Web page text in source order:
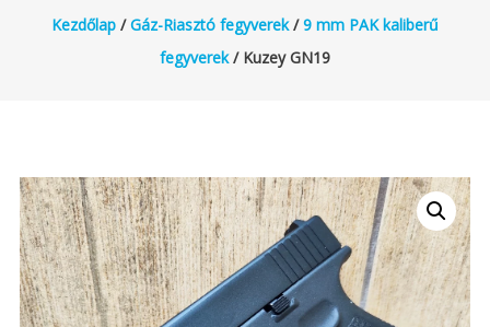
Kezdőlap/Gáz-Riasztó fegyverek/9 mm PAK kaliberű
fegyverek/ Kuzey GN19